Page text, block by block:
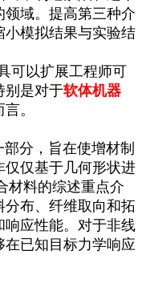
域。提高第三种介
小模拟结果与实验结
可以扩展工程师可
别是对于软体机器
言。
分，旨在使增材制
仅基于几何形状进
材料的综述重点介
布、纤维取向和拓
应性能。对于非线
已知目标力学响应